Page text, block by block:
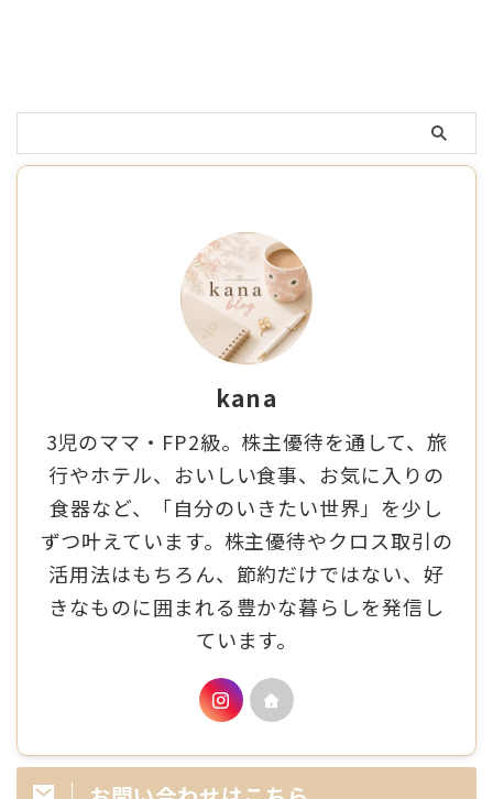
kana
3児のママ・FP2級。株主優待を通して、旅
行やホテル、おいしい食事、お気に入りの
食器など、「自分のいきたい世界」を少し
ずつ叶えています。株主優待やクロス取引の
活用法はもちろん、節約だけではない、好
きなものに囲まれる豊かな暮らしを発信し
ています。